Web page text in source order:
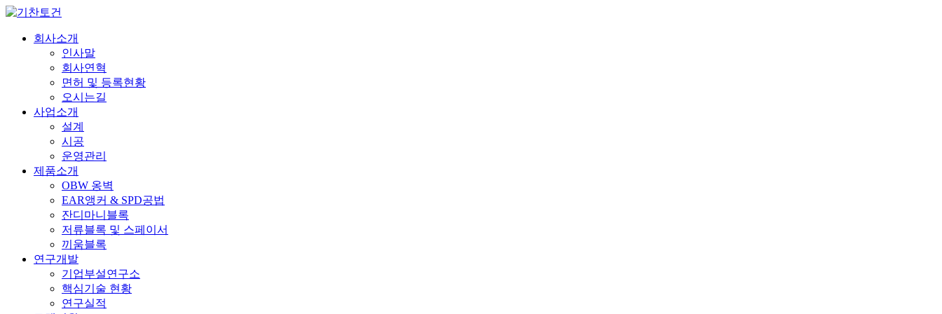
회사소개
인사말
회사연혁
면허 및 등록현황
오시는길
사업소개
설계
시공
운영관리
제품소개
OBW 옹벽
EAR앵커 & SPD공법
잔디마니블록
저류블록 및 스페이서
끼움블록
연구개발
기업부설연구소
핵심기술 현황
연구실적